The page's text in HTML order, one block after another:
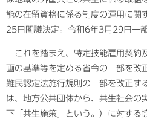
能の在留資格に係る制度の運用に関
25日閣議決定。令和6年3月29日一
これを踏まえ、特定技能雇用契約
画の基準等を定める省令の一部を改
難民認定法施行規則の一部を改正す
は、地方公共団体から、共生社会の
下「共生施策」という。）に対する